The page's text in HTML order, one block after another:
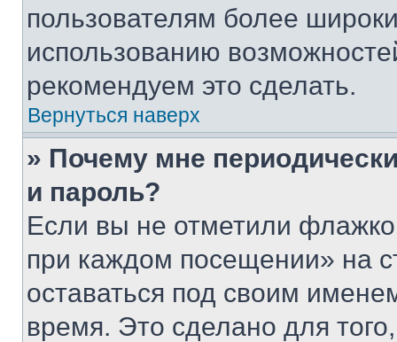
пользователям более
использованию
рекомендуем это сделать.
Вернуться наверх
» Почему мне
и пароль?
Если вы не отметили
при каждом посещении» на
оставаться под своим
время. Это сделано для